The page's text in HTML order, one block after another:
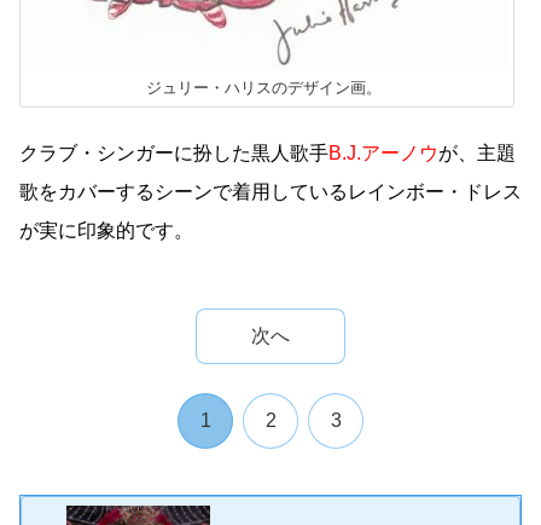
ジュリー・ハリスのデザイン画。
クラブ・シンガーに扮した黒人歌手B.J.アーノウが、主題
歌をカバーするシーンで着用しているレインボー・ドレス
が実に印象的です。
次へ
1 2 3